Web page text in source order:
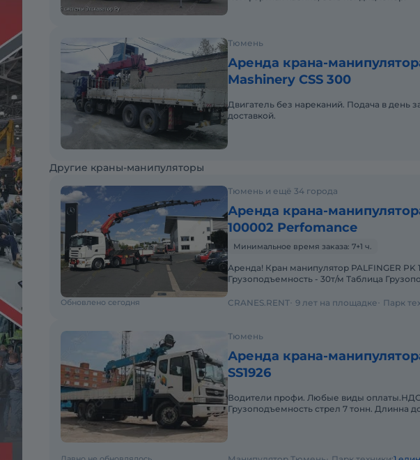
Тюмень
Аренда крана-
Mashinery CSS 300
Двигатель без нареканий. Подача в день
доставкой.
Другие краны-манипуляторы
Тюмень и ещё 34 города
Аренда крана-
100002 Perfomance
Минимальное время заказа: 7+1 ч.
Аренда! Кран манипулятор PALFINGER PK 100002 Performance
Грузоподъемность - 30т/м Таблица
Обновлено сегодня CRANES.RENT 9 лет на площадке Парк
Тюмень
Аренда крана-
SS1926
Водители профи. Любые виды оплаты.НДС. Машины
Грузоподъемность стрел 7 тонн. Длинна